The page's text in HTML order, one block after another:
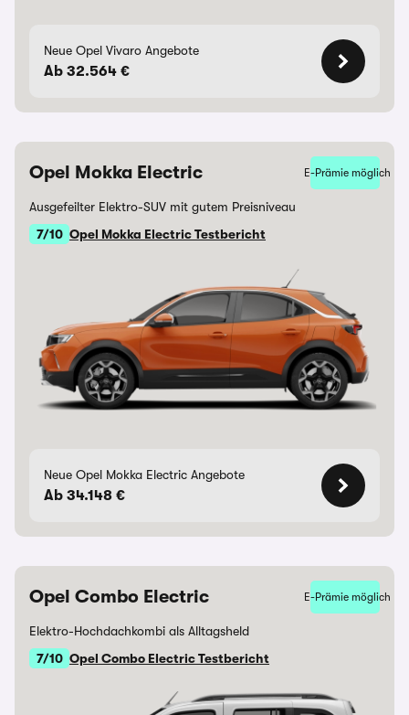
Neue Opel Vivaro Angebote
Ab 32.564 €
Opel Mokka Electric E-Prämie möglich
Ausgefeilter Elektro-SUV mit gutem Preisniveau
7/10 Opel Mokka Electric Testbericht
Neue Opel Mokka Electric Angebote
Ab 34.148 €
Opel Combo Electric E-Prämie möglich
Elektro-Hochdachkombi als Alltagsheld
7/10 Opel Combo Electric Testbericht